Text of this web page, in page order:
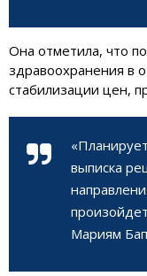
Она отметила, что
здравоохранения в
стабилизации цен,
выписка
Мариям